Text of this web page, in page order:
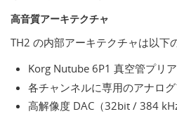
高音質アーキテクチャ
TH2 の内部アーキテクチャは以下
Korg Nutube 6P1 真空管プリ
各チャンネルに専用のアナロ
高解像度 DAC（32bit / 384 kHz